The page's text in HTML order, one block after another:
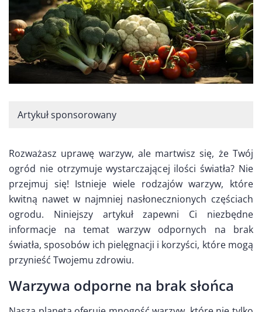
Artykuł sponsorowany
Rozważasz uprawę warzyw, ale martwisz się, że Twój
ogród nie otrzymuje wystarczającej ilości światła? Nie
przejmuj się! Istnieje wiele rodzajów warzyw, które
kwitną nawet w najmniej nasłonecznionych częściach
ogrodu. Niniejszy artykuł zapewni Ci niezbędne
informacje na temat warzyw odpornych na brak
światła, sposobów ich pielęgnacji i korzyści, które mogą
przynieść Twojemu zdrowiu.
Warzywa odporne na brak słońca